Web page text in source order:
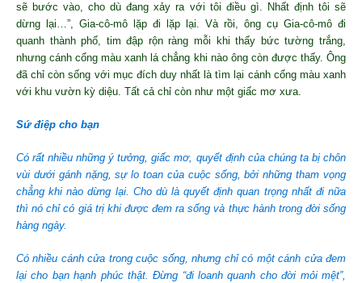
sẽ bước vào, cho dù đang xảy ra với tôi điều gì. Nhất định tôi sẽ
dừng lại…”, Gia-cô-mô lặp đi lặp lại. Và rồi, ông cụ Gia-cô-mô đi
quanh thành phố, tim đập rộn ràng mỗi khi thấy bức tường trắng,
nhưng cánh cổng màu xanh lá chẳng khi nào ông còn được thấy. Ông
đã chỉ còn sống với mục đích duy nhất là tìm lại cánh cổng màu xanh
với khu vườn kỳ diệu. Tất cả chỉ còn như một giấc mơ xưa.
Sứ điệp cho bạn
Có rất nhiều những ý tưởng, giấc mơ, quyết định của chúng ta bị chôn
vùi dưới gánh nặng, sự lo toan của cuộc sống, bởi những tham vọng
chẳng khi nào dừng lại. Cho dù là quyết định quan trọng nhất đi nữa
thì nó chỉ có giá trị khi được đem ra sống và thực hành trong đời sống
hàng ngày.
Có nhiều cánh cửa trong cuộc sống, nhưng chỉ có một cánh cửa đem
lại cho bạn hạnh phúc thật. Đừng “đi loanh quanh cho đời mỏi mệt”,